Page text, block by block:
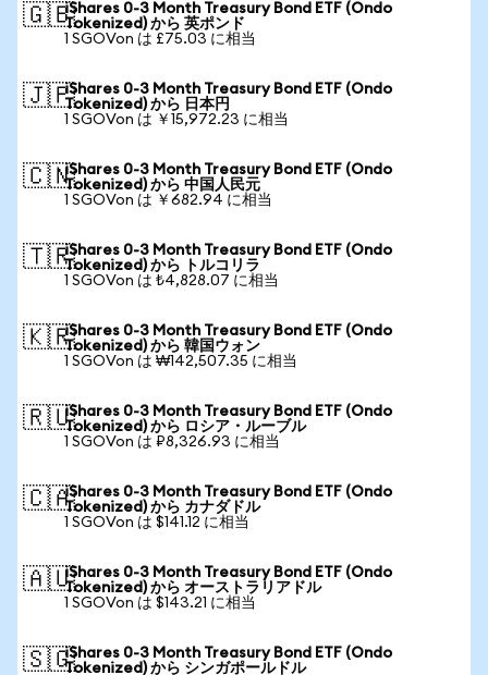
🇬🇧iShares 0-3 Month Treasury Bond ETF (Ondo
Tokenized) から 英ポンド
1 SGOVon は £75.03 に相当
🇯🇵iShares 0-3 Month Treasury Bond ETF (Ondo
Tokenized) から 日本円
1 SGOVon は ￥15,972.23 に相当
🇨🇳iShares 0-3 Month Treasury Bond ETF (Ondo
Tokenized) から 中国人民元
1 SGOVon は ￥682.94 に相当
🇹🇷iShares 0-3 Month Treasury Bond ETF (Ondo
Tokenized) から トルコリラ
1 SGOVon は ₺4,828.07 に相当
🇰🇷iShares 0-3 Month Treasury Bond ETF (Ondo
Tokenized) から 韓国ウォン
1 SGOVon は ₩142,507.35 に相当
🇷🇺iShares 0-3 Month Treasury Bond ETF (Ondo
Tokenized) から ロシア・ルーブル
1 SGOVon は ₽8,326.93 に相当
🇨🇦iShares 0-3 Month Treasury Bond ETF (Ondo
Tokenized) から カナダドル
1 SGOVon は $141.12 に相当
🇦🇺iShares 0-3 Month Treasury Bond ETF (Ondo
Tokenized) から オーストラリアドル
1 SGOVon は $143.21 に相当
🇸🇬iShares 0-3 Month Treasury Bond ETF (Ondo
Tokenized) から シンガポールドル